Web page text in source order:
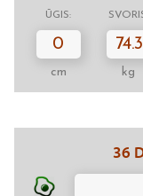
ŪGIS:
0
cm
74.3
kg
36